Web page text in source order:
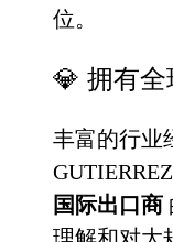
位。
💎 拥有
丰富的行业
国际出口商